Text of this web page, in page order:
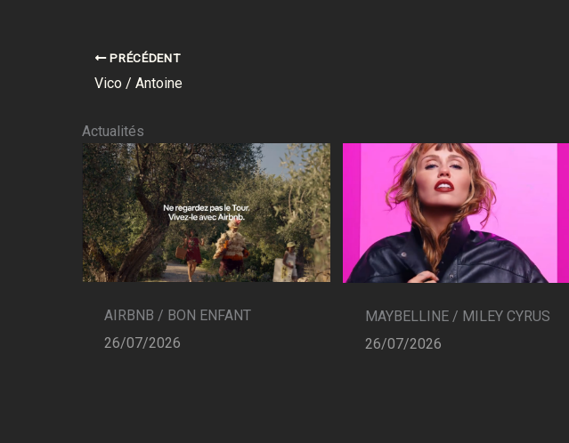
PRÉCÉDENT
Vico / Antoine
Actualités
AIRBNB / BON ENFANT
26/07/2026
MAYBELLINE / MILEY CYRUS
26/07/2026